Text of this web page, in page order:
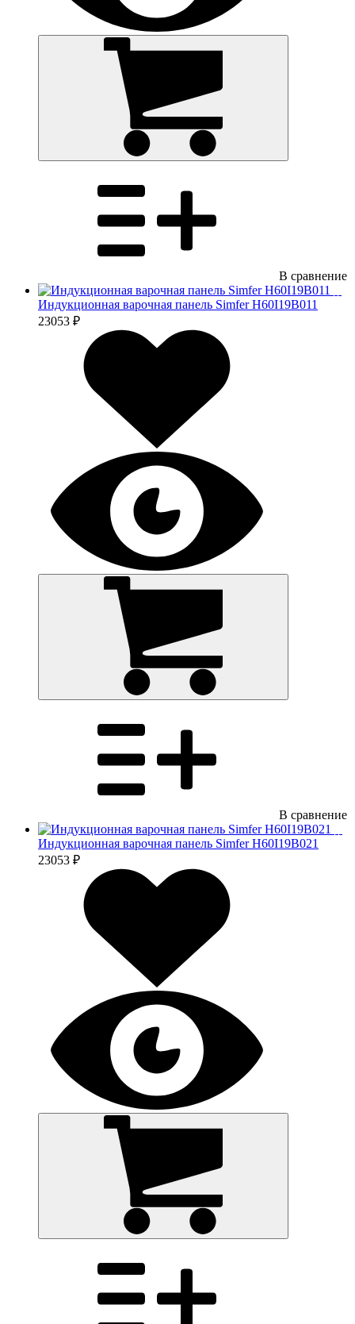
В сравнение
Индукционная варочная панель Simfer H60I19B011
23053 ₽
В сравнение
Индукционная варочная панель Simfer H60I19B021
23053 ₽